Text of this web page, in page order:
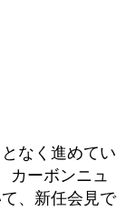
なく進めてい
カーボンニュ
、新任会見で